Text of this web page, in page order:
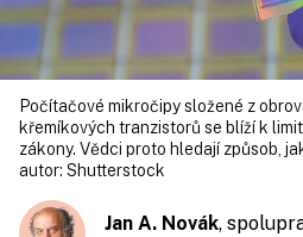
Počítačové mikročipy složené z
křemíkových tranzistorů se blíží k
zákony. Vědci proto hledají způsob,
autor: Shutterstock
Jan A. Novák,